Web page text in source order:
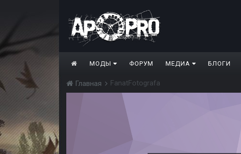
МОДЫ ФОРУМ МЕДИА БЛОГИ
Главная FanatFotografa